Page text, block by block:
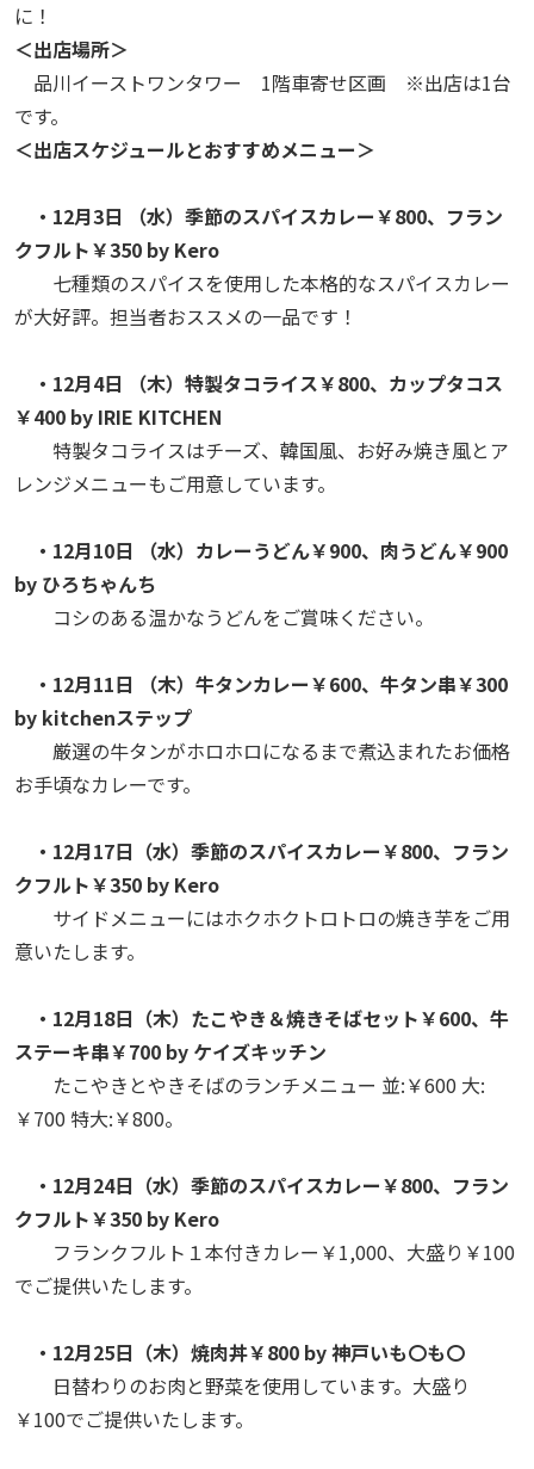
に！
＜出店場所＞
品川イーストワンタワー 1階車寄せ区画 ※出店は1台
です。
＜出店スケジュールとおすすめメニュー＞
・12月3日 （水）季節のスパイスカレー￥800、フラン
クフルト￥350 by Kero
七種類のスパイスを使用した本格的なスパイスカレー
が大好評。担当者おススメの一品です！
・12月4日 （木）特製タコライス￥800、カップタコス
￥400 by IRIE KITCHEN
特製タコライスはチーズ、韓国風、お好み焼き風とア
レンジメニューもご用意しています。
・12月10日 （水）カレーうどん￥900、肉うどん￥900
by ひろちゃんち
コシのある温かなうどんをご賞味ください。
・12月11日 （木）牛タンカレー￥600、牛タン串￥300
by kitchenステップ
厳選の牛タンがホロホロになるまで煮込まれたお価格
お手頃なカレーです。
・12月17日（水）季節のスパイスカレー￥800、フラン
クフルト￥350 by Kero
サイドメニューにはホクホクトロトロの焼き芋をご用
意いたします。
・12月18日（木）たこやき＆焼きそばセット￥600、牛
ステーキ串￥700 by ケイズキッチン
たこやきとやきそばのランチメニュー 並:￥600 大:
￥700 特大:￥800。
・12月24日（水）季節のスパイスカレー￥800、フラン
クフルト￥350 by Kero
フランクフルト１本付きカレー￥1,000、大盛り￥100
でご提供いたします。
・12月25日（木）焼肉丼￥800 by 神戸いも〇も〇
日替わりのお肉と野菜を使用しています。大盛り
￥100でご提供いたします。